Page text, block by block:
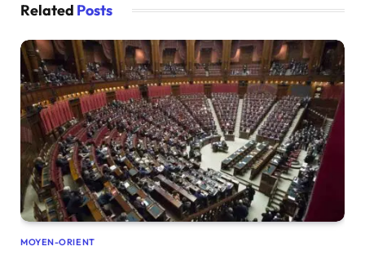
Related Posts
MOYEN-ORIENT